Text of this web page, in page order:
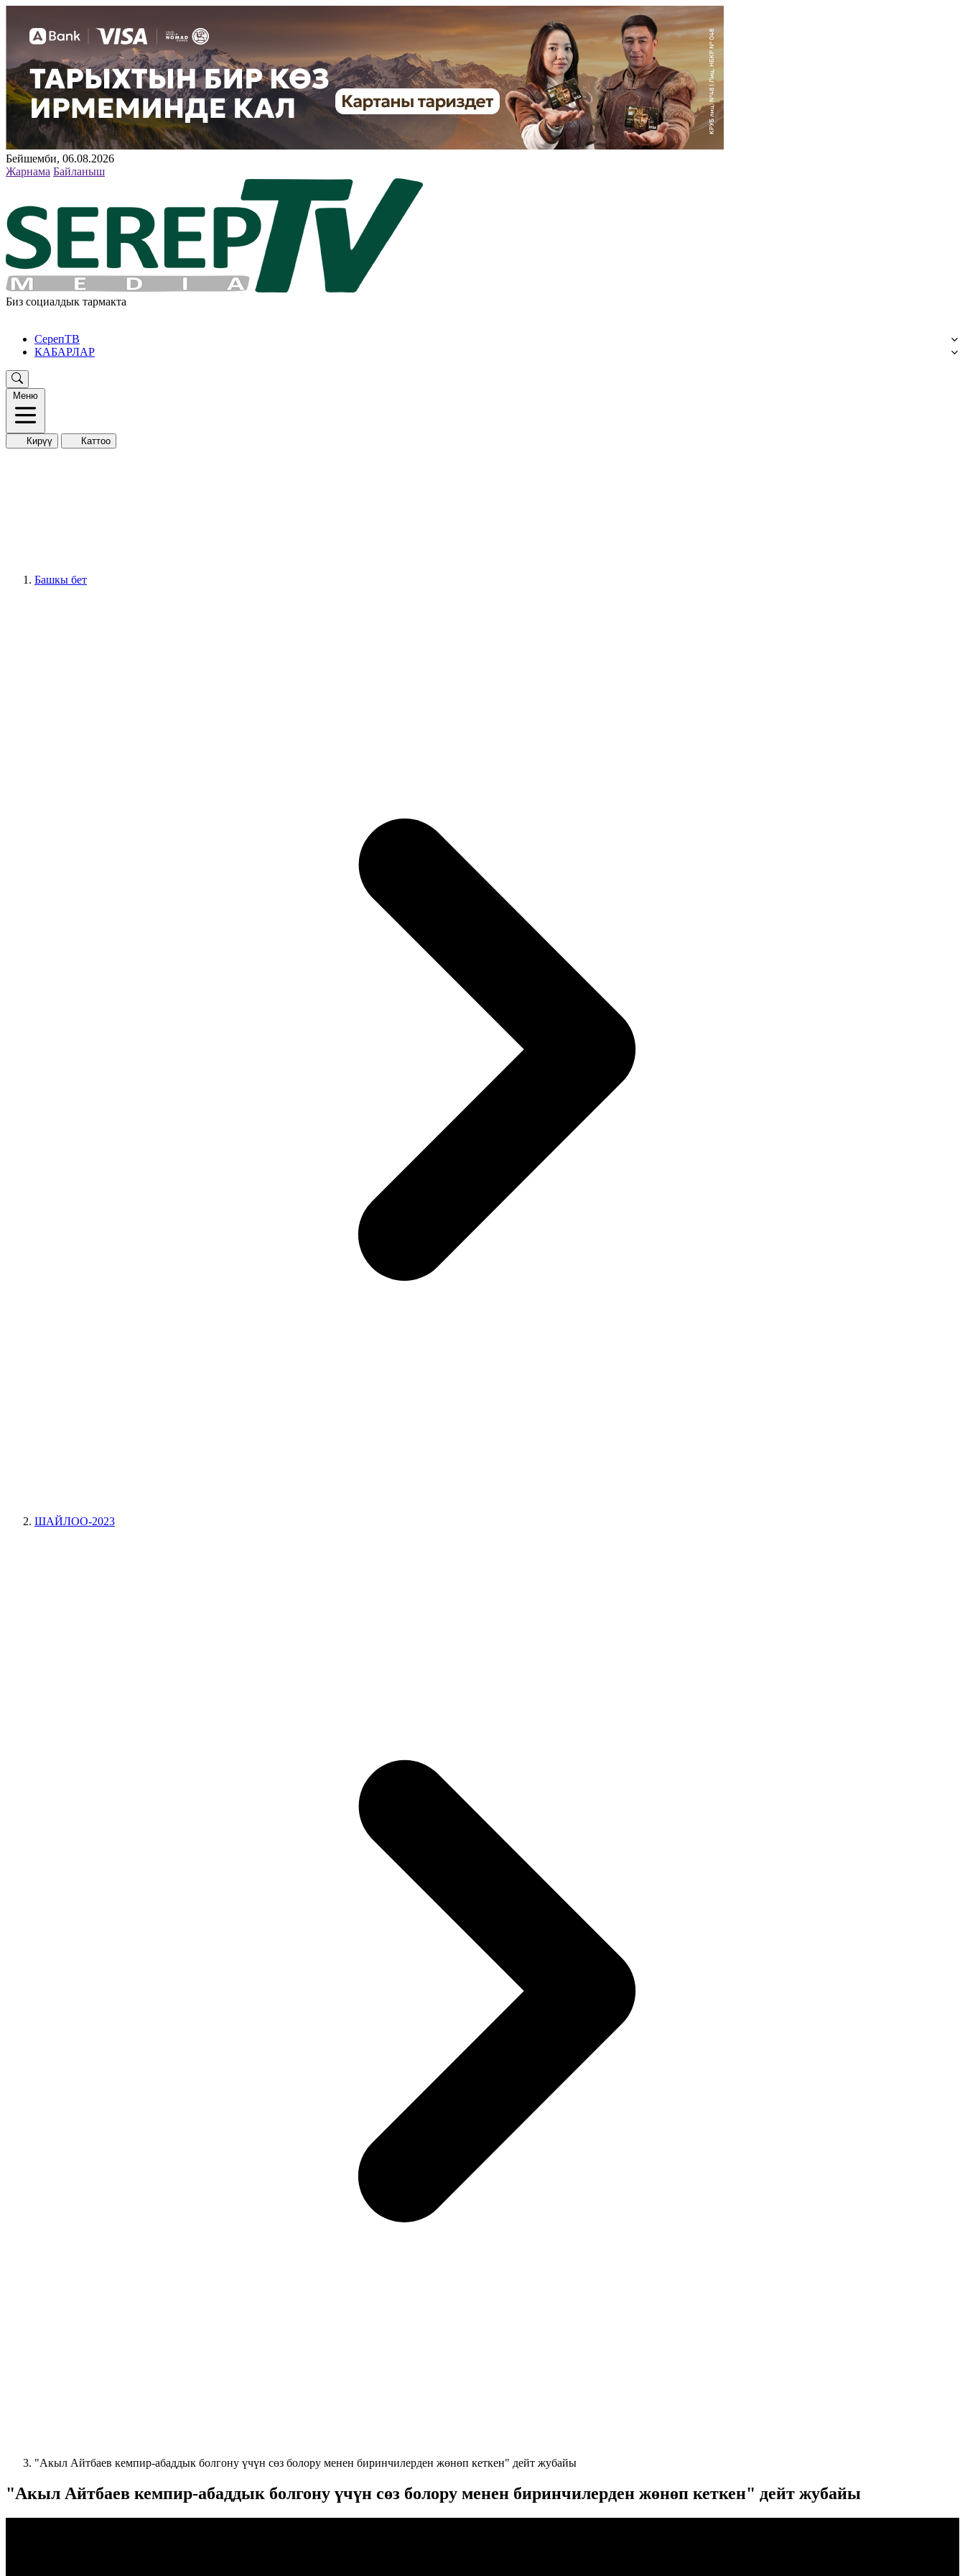
Бейшемби, 06.08.2026
Жарнама Байланыш
Биз социалдык тармакта
СерепТВ
КАБАРЛАР
Меню
Кирүү Каттоо
Башкы бет
ШАЙЛОО-2023
"Акыл Айтбаев кемпир-абаддык болгону үчүн сөз болору менен биринчилерден жөнөп кеткен" дейт жубайы
"Акыл Айтбаев кемпир-абаддык болгону үчүн сөз болору менен биринчилерден жөнөп кеткен" дейт жубайы